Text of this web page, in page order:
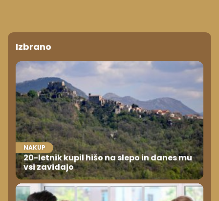
Izbrano
NAKUP
20-letnik kupil hišo na slepo in danes mu
vsi zavidajo